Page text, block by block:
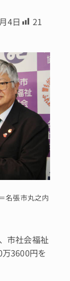
4日 21
名張市丸之内
市社会福祉
3600円を